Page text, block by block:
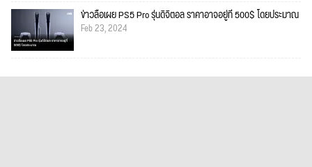
ข่าวลือเผย PS5 Pro รุ่นดิจิตอล ราคาอาจอยู่ที่ 500$ โดยประมาณ
Feb 23, 2024